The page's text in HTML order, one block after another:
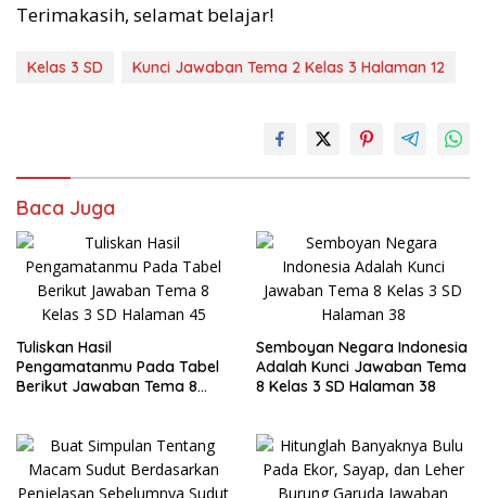
Terimakasih, selamat belajar!
Kelas 3 SD Kunci Jawaban Tema 2 Kelas 3 Halaman 12
Baca Juga
Tuliskan Hasil
Pengamatanmu Pada Tabel
Berikut Jawaban Tema 8
Semboyan Negara Indonesia
Adalah Kunci Jawaban Tema
8 Kelas 3 SD Halaman 38